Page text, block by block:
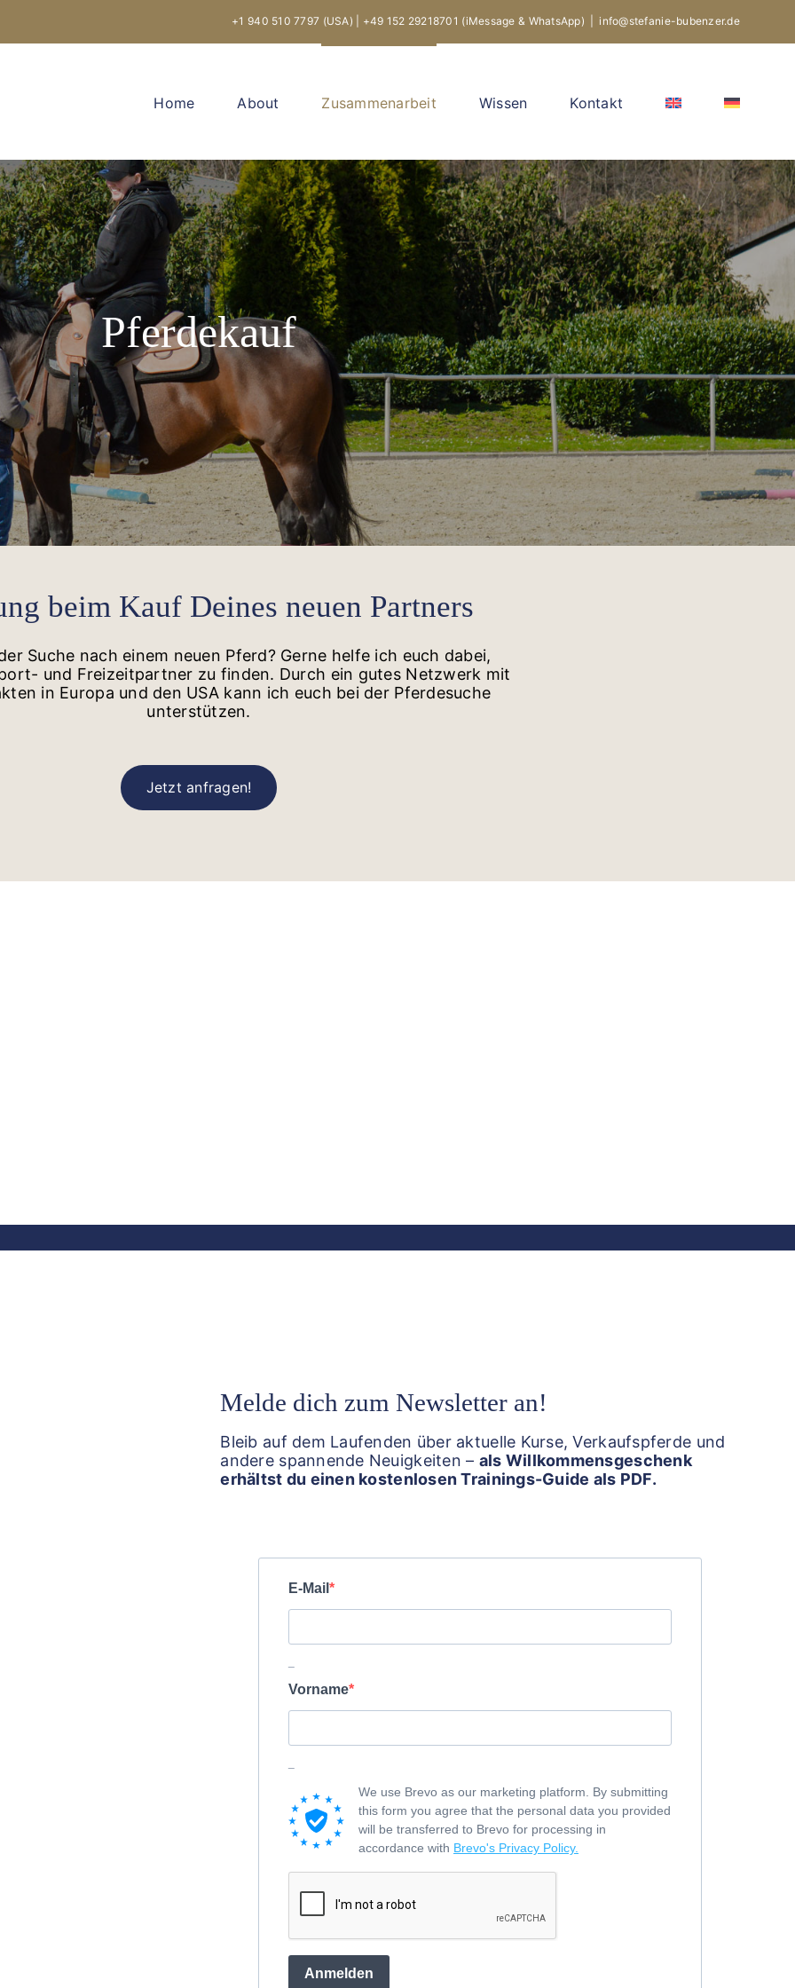
+1 940 510 7797 (USA) +49 152 29218701 (iMessage & WhatsApp) info@stefanie-bubenzer.de
Home About Zusammenarbeit Wissen Kontakt
Pferdekauf
beim Kauf Deines neuen Partners
Suche nach einem neuen Pferd? Gerne helfe ich euch dabei,
und Freizeitpartner zu finden. Durch ein gutes Netzwerk mit
in Europa und den USA kann ich euch bei der Pferdesuche
unterstützen.
Jetzt anfragen!
Melde dich zum Newsletter an!
Bleib auf dem Laufenden über aktuelle Kurse, Verkaufspferde und
andere spannende Neuigkeiten – als Willkommensgeschenk
erhältst du einen kostenlosen Trainings-Guide als PDF.